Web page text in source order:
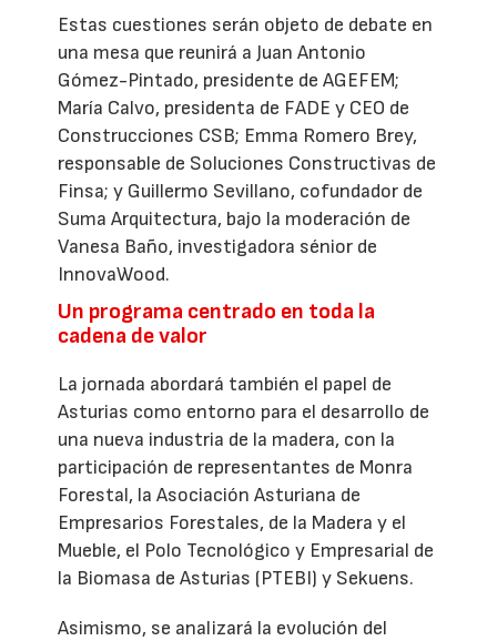
Estas cuestiones serán objeto de debate en
una mesa que reunirá a Juan Antonio
Gómez-Pintado, presidente de AGEFEM;
María Calvo, presidenta de FADE y CEO de
Construcciones CSB; Emma Romero Brey,
responsable de Soluciones Constructivas de
Finsa; y Guillermo Sevillano, cofundador de
Suma Arquitectura, bajo la moderación de
Vanesa Baño, investigadora sénior de
InnovaWood.
Un programa centrado en toda la
cadena de valor
La jornada abordará también el papel de
Asturias como entorno para el desarrollo de
una nueva industria de la madera, con la
participación de representantes de Monra
Forestal, la Asociación Asturiana de
Empresarios Forestales, de la Madera y el
Mueble, el Polo Tecnológico y Empresarial de
la Biomasa de Asturias (PTEBI) y Sekuens.
Asimismo, se analizará la evolución del